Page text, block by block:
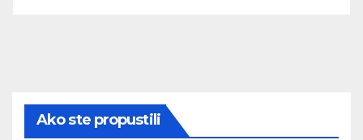
Ako ste propustili